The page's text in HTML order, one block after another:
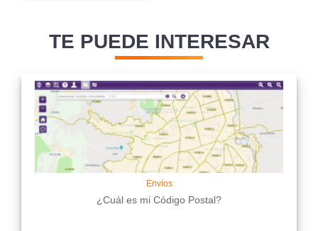
TE PUEDE INTERESAR
Envíos
¿Cuál es mi Código Postal?